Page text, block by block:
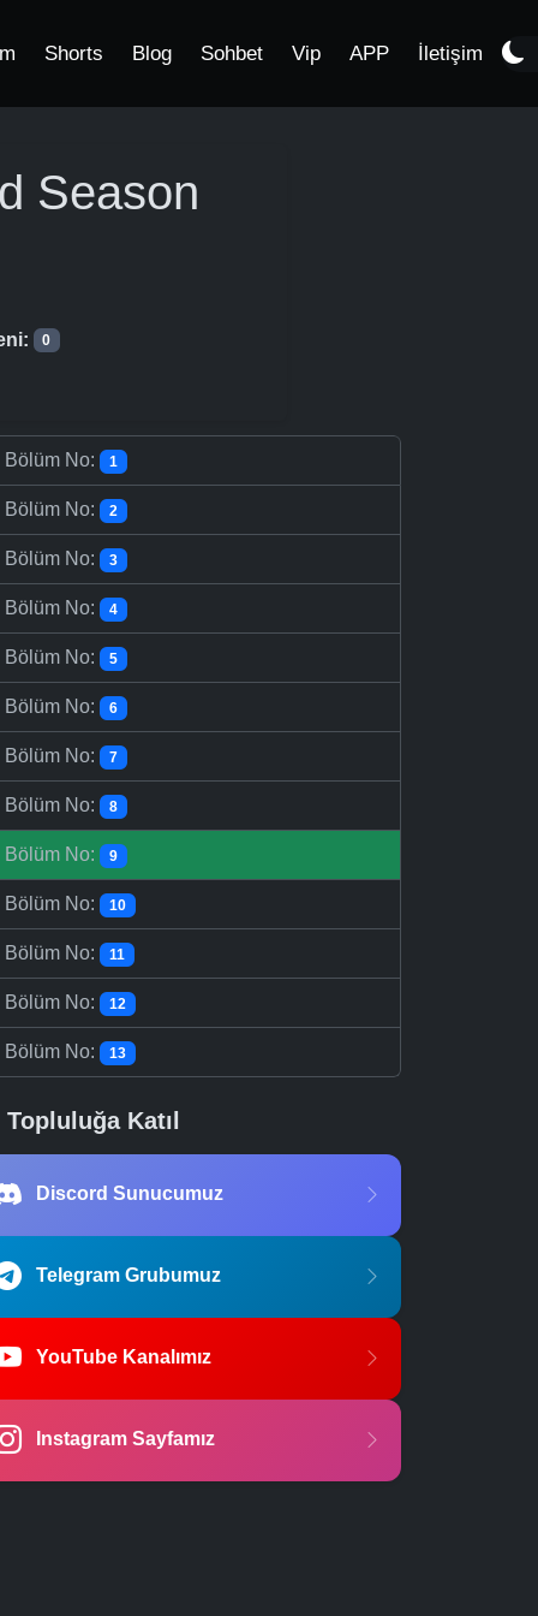
Shorts Blog Sohbet Vip APP İletişim
Season
0
Bölüm No: 1
Bölüm No: 2
Bölüm No: 3
Bölüm No: 4
Bölüm No: 5
Bölüm No: 6
Bölüm No: 7
Bölüm No: 8
Bölüm No: 9
Bölüm No: 10
Bölüm No: 11
Bölüm No: 12
Bölüm No: 13
Topluluğa Katıl
Discord Sunucumuz
Telegram Grubumuz
YouTube Kanalımız
Instagram Sayfamız